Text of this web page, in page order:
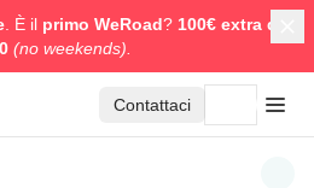
. È il primo WeRoad? 100€ extra di
(no weekends).
Contattaci